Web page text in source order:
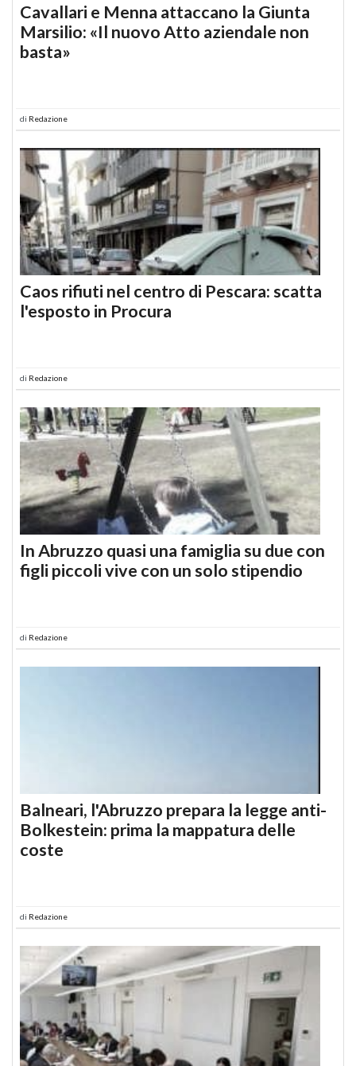
Cavallari e Menna attaccano la Giunta
Marsilio: «Il nuovo Atto aziendale non
basta»
di Redazione
Caos rifiuti nel centro di Pescara: scatta
l'esposto in Procura
di Redazione
In Abruzzo quasi una famiglia su due con
figli piccoli vive con un solo stipendio
di Redazione
Balneari, l'Abruzzo prepara la legge anti-
Bolkestein: prima la mappatura delle
coste
di Redazione